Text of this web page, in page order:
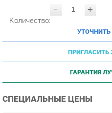
УТОЧНИТЬ
ПРИГЛАСИТЬ
ГАРАНТИЯ
От 12 ед.